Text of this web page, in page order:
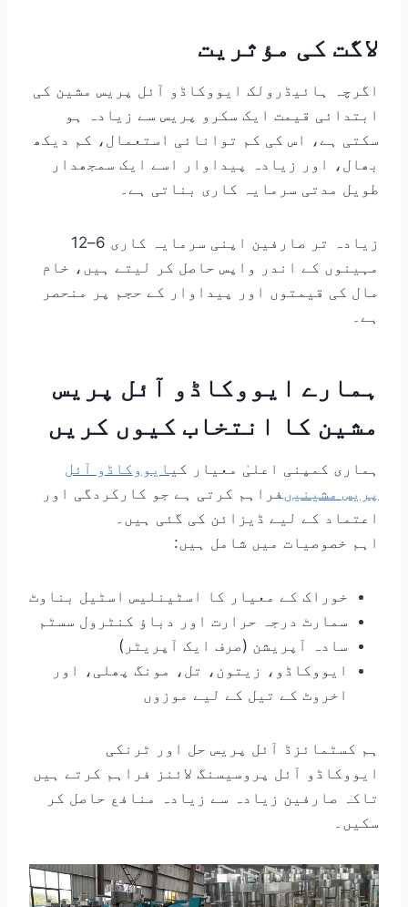
لاگت کی مؤثریت
اگرچہ ہائیڈرولک ایووکاڈو آئل پریس مشین کی
ابتدائی قیمت ایک سکرو پریس سے زیادہ ہو
سکتی ہے، اس کی کم توانائی استعمال، کم دیکھ
بھال، اور زیادہ پیداوار اسے ایک سمجھدار
طویل مدتی سرمایہ کاری بناتی ہے۔
زیادہ تر صارفین اپنی سرمایہ کاری 6–12
مہینوں کے اندر واپس حاصل کر لیتے ہیں، خام
مال کی قیمتوں اور پیداوار کے حجم پر منحصر
ہے۔
ہمارے ایووکاڈو آئل پریس
مشین کا انتخاب کیوں کریں
ہماری کمپنی اعلیٰ معیار کیایووکاڈو آئل
پریس مشینیںفراہم کرتی ہے جو کارکردگی اور
اعتماد کے لیے ڈیزائن کی گئی ہیں۔
اہم خصوصیات میں شامل ہیں:
خوراک کے معیار کا اسٹینلیس اسٹیل بناوٹ
سمارٹ درجہ حرارت اور دباؤ کنٹرول سسٹم
سادہ آپریشن (صرف ایک آپریٹر)
ایووکاڈو، زیتون، تل، مونگ پھلی، اور
اخروٹ کے تیل کے لیے موزوں
ہم کسٹمائزڈ آئل پریس حل اور ٹرنکی
ایووکاڈو آئل پروسیسنگ لائنز فراہم کرتے ہیں
تاکہ صارفین زیادہ سے زیادہ منافع حاصل کر
سکیں۔